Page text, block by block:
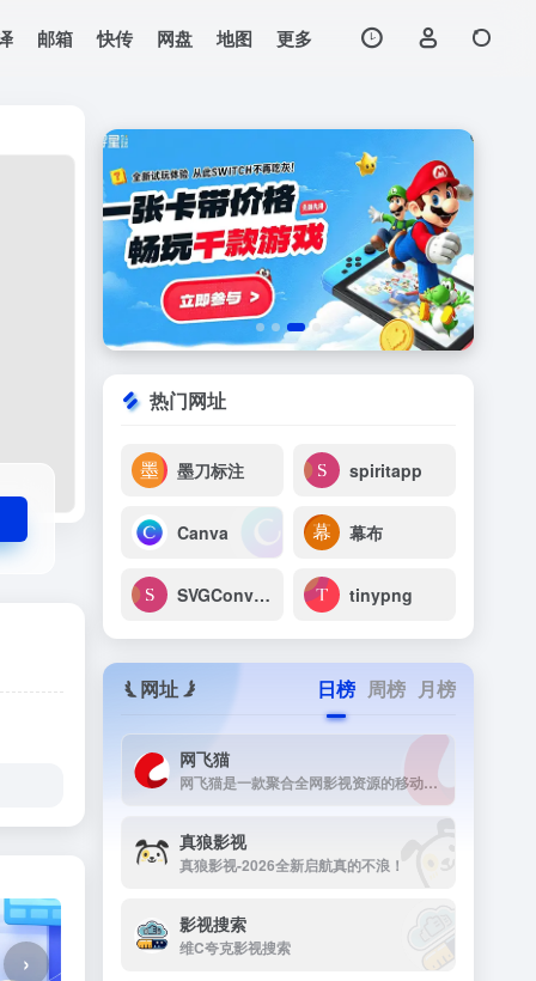
邮箱 快传 网盘 地图 更多
›
热门网址
墨刀标注 spiritapp
Canva 幕布
SVGConverter tinypng
网址 日榜 周榜 月榜
网飞猫
网飞猫是一款聚合全网影视资源的移动端播放应用，主打免费、高画...
真狼影视
真狼影视-2026全新启航真的不浪！
影视搜索
维C夸克影视搜索